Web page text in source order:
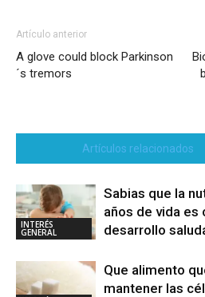
Artículo anterior
A glove could block Parkinson
´s tremors
Artículos relacionados
INTERÉS
GENERAL
Sabias que la
años de vida es
desarrollo
Que alimento
mantener las